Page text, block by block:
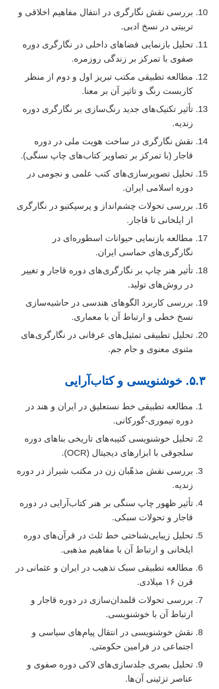
بررسی نقش نگارگری در انتقال مفاهیم اخلاقی و
تربیتی در نسخ ادبی.
تحلیل بازنمایی فضاهای داخلی در نگارگری دوره
صفوی با تمرکز بر زندگی روزمره.
مطالعه تطبیقی مکتب تبریز اول و دوم از منظر
کاربست رنگ و تاثیر آن بر معنا.
تأثیر تکنیک‌های جدید رنگ‌سازی بر نگارگری دوره
زندیه.
نقش نگارگری در ساخت هویت ملی در دوره
قاجار (با تمرکز بر تصاویر کتاب‌های چاپ سنگی).
تحلیل تصویرسازی‌های کتب علمی و نجومی در
دوره اسلامی ایران.
بررسی تحولات چشم‌انداز و پرسپکتیو در نگارگری
از ایلخانی تا قاجار.
مطالعه بازنمایی حیوانات اسطوره‌ای در
نگارگری‌های حماسی ایران.
تأثیر هنر چاپ بر نگارگری‌های دوره قاجار و تغییر
در روش‌های تولید.
بررسی کاربرد الگوهای هندسی در حاشیه‌سازی
نسخ خطی و ارتباط آن با معماری.
تحلیل تطبیقی تمثیل‌های عرفانی در نگارگری‌های
مثنوی معنوی و جام جم.
و کتاب‌آرایی
مطالعه تطبیقی خط نستعلیق در ایران و هند در
دوره تیموری-گورکانی.
تحلیل خوشنویسی کتیبه‌های تاریخی بناهای دوره
سلجوقی با ابزارهای دیجیتال (OCR).
بررسی نقش مذهّبان زن در مکتب شیراز در دوره
زندیه.
تأثیر ظهور چاپ سنگی بر هنر کتاب‌آرایی در دوره
قاجار و تحولات سبکی.
تحلیل زیبایی‌شناختی خط ثلث در قرآن‌های دوره
ایلخانی و ارتباط آن با مفاهیم مذهبی.
مطالعه تطبیقی سبک تذهیب در ایران و عثمانی در
قرن ۱۶ میلادی.
بررسی تحولات قلمدان‌سازی در دوره قاجار و
ارتباط آن با خوشنویسی.
نقش خوشنویسی در انتقال پیام‌های سیاسی و
اجتماعی در فرامین حکومتی.
تحلیل بصری جلدسازی‌های لاکی دوره صفوی و
عناصر تزئینی آن‌ها.